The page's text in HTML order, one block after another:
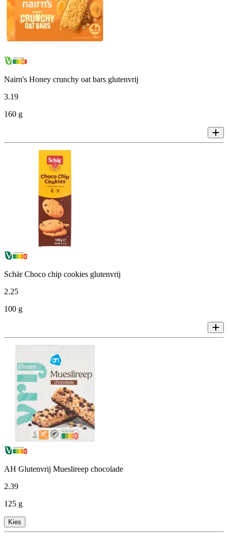
Nairn's Honey crunchy oat bars glutenvrij
3.19
160 g
Schär Choco chip cookies glutenvrij
2.25
100 g
AH Glutenvrij Mueslireep chocolade
2.39
125 g
Kies